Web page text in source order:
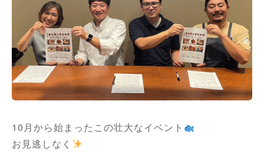
10月から始まったこの壮大なイベント
お見逃しなく